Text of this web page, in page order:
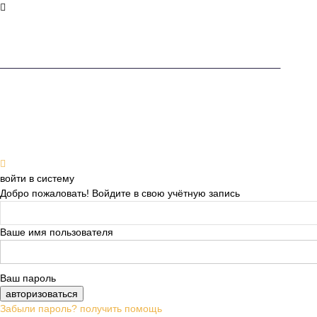
войти в систему
Добро пожаловать! Войдите в свою учётную запись
Ваше имя пользователя
Ваш пароль
Забыли пароль? получить помощь